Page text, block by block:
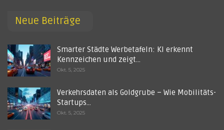
Neue Beiträge
Smarter Städte Werbetafeln: KI erkennt
Kennzeichen und zeigt…
Okt. 5, 2025
Verkehrsdaten als Goldgrube – Wie Mobilitäts-
Startups…
Okt. 5, 2025